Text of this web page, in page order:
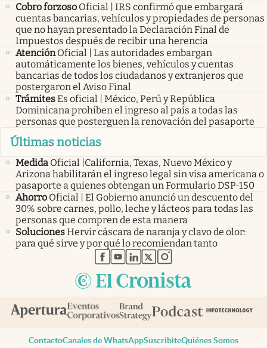
Cobro forzoso Oficial | IRS confirmó que embargará
cuentas bancarias, vehículos y propiedades de personas
que no hayan presentado la Declaración Final de
Impuestos después de recibir una herencia
Atención Oficial | Las autoridades embargan
automáticamente los bienes, vehículos y cuentas
bancarias de todos los ciudadanos y extranjeros que
postergaron el Aviso Final
TrámitesEs oficial | México, Perú y República
Dominicana prohíben el ingreso al país a todas las
personas que posterguen la renovación del pasaporte
Últimas noticias
Medida Oficial |California, Texas, Nuevo México y
Arizona habilitarán el ingreso legal sin visa americana o
pasaporte a quienes obtengan un Formulario DSP-150
Ahorro Oficial | El Gobierno anunció un descuento del
30% sobre carnes, pollo, leche y lácteos para todas las
personas que compren de esta manera
SolucionesHervir cáscara de naranja y clavo de olor:
para qué sirve y por qué lo recomiendan tanto
abre en nueva pestaña
abre en nueva pestaña
abre en nueva pestaña
abre en nueva pestaña
abre en nueva pestaña
ContactoCanales de WhatsAppSuscribiteQuiénes Somos